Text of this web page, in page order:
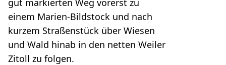
gut markierten Weg vorerst zu
einem Marien-Bildstock und nach
kurzem Straßenstück über Wiesen
und Wald hinab in den netten Weiler
Zitoll zu folgen.